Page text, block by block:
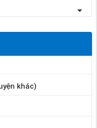
khác)